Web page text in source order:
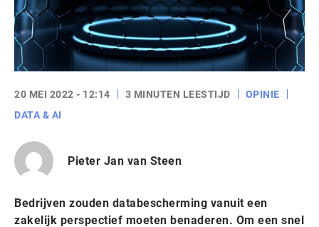
20 MEI 2022 - 12:14 3 MINUTEN LEESTIJD
OPINIE
DATA & AI
Pieter Jan van Steen
Bedrijven zouden databescherming vanuit een
zakelijk perspectief moeten benaderen. Om een snel